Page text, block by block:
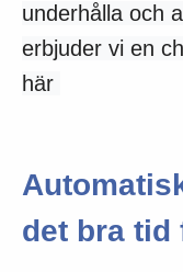
underhålla och
erbjuder vi en
här
det bra tid